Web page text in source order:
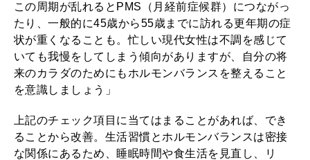
この周期が乱れるとPMS（月経前症候群）につながっ
たり、一般的に45歳から55歳までに訪れる更年期の症
状が重くなることも。忙しい現代女性は不調を感じて
いても我慢をしてしまう傾向がありますが、自分の将
来のカラダのためにもホルモンバランスを整えること
を意識しましょう」
上記のチェック項目に当てはまることがあれば、でき
ることから改善。生活習慣とホルモンバランスは密接
な関係にあるため、睡眠時間や食生活を見直し、リ